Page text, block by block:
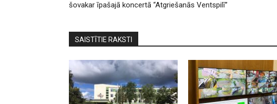
šovakar īpašajā koncertā “Atgriešanās Ventspilī”
SAISTĪTIE RAKSTI